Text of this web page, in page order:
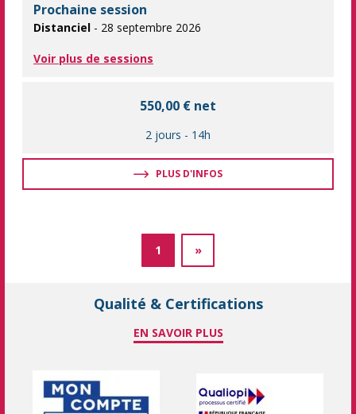
Prochaine session
Distanciel - 28 septembre 2026
Voir plus de sessions
550,00 € net
2 jours - 14h
PLUS D'INFOS
1 »
Qualité & Certifications
EN SAVOIR PLUS